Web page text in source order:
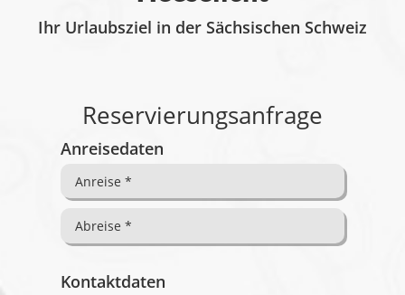
Ihr Urlaubsziel in der Sächsischen Schweiz
Reservierungsanfrage
Anreisedaten
Kontaktdaten